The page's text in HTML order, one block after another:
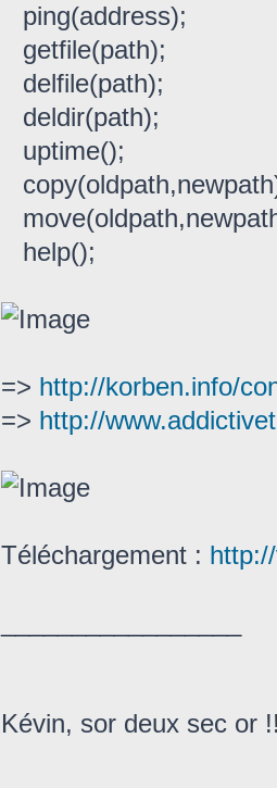
ping(address);
getfile(path);
delfile(path);
deldir(path);
uptime();
help();
=> http://korben.info/
=> http://
Téléchargement :
Kévin, sor deux sec or